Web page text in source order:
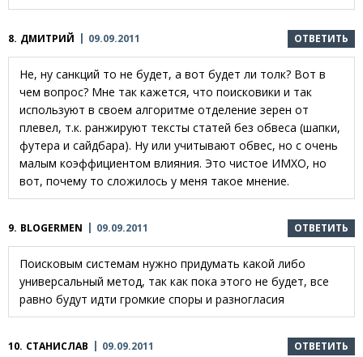
8. ДМИТРИЙ 09.09.2011 ОТВЕТИТЬ
Не, ну санкций то не будет, а вот будет ли толк? Вот в
чем вопрос? Мне так кажется, что поисковики и так
используют в своем алгоритме отделение зерен от
плевел, т.к. ранжируют тексты статей без обвеса (шапки,
футера и сайдбара). Ну или учитывают обвес, но с очень
малым коэффициентом влияния. Это чистое ИМХО, но
вот, почему то сложилось у меня такое мнение.
9. BLOGERMEN 09.09.2011 ОТВЕТИТЬ
Поисковым системам нужно придумать какой либо
универсальный метод, так как пока этого не будет, все
равно будут идти громкие споры и разногласия
10. СТАНИСЛАВ 09.09.2011 ОТВЕТИТЬ